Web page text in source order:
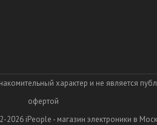
характер и не является
офертой
2026 iPeople - магазин электроники в